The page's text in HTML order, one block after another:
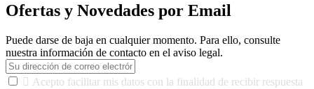
Ofertas y Novedades por Email
Puede darse de baja en cualquier momento. Para ello, consulte
nuestra información de contacto en el aviso legal.
 Acepto facilitar mis datos con la finalidad de recibir respuesta